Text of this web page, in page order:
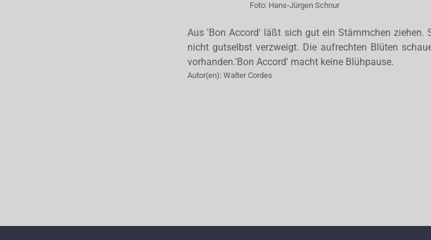
Foto: Hans-Jürgen Schnur
Aus 'Bon Accord' läßt sich gut ein Stämmchen ziehen.
nicht gutselbst verzweigt. Die aufrechten Blüten
vorhanden.'Bon Accord' macht keine Blühpause.
Autor(en): Walter Cordes